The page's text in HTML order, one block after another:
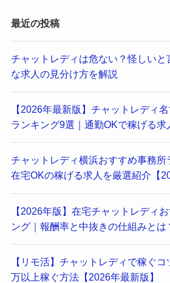
最近の投稿
チャットレディは危ない？怪しいと
な求人の見分け方を解説
【2026年最新版】チャットレディ
ランキング9選｜通勤OKで稼げる求
チャットレディ横浜おすすめ事務所
在宅OKの稼げる求人を厳選紹介【
【2026年版】在宅チャットレディ
ング｜報酬率と中抜きの仕組みとは
【リモ活】チャットレディで稼ぐ
万以上稼ぐ方法【2026年最新版】